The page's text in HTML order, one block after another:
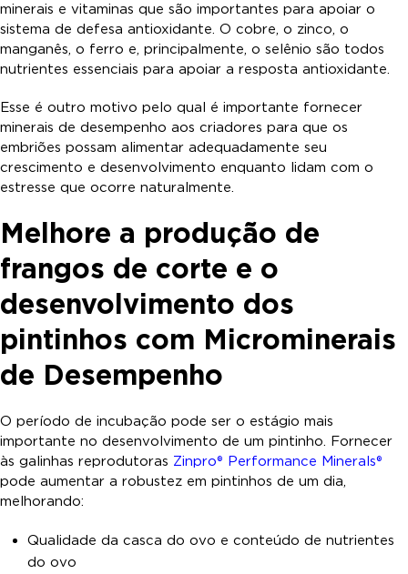
minerais e vitaminas que são importantes para apoiar o
sistema de defesa antioxidante. O cobre, o zinco, o
manganês, o ferro e, principalmente, o selênio são todos
nutrientes essenciais para apoiar a resposta antioxidante.
Esse é outro motivo pelo qual é importante fornecer
minerais de desempenho aos criadores para que os
embriões possam alimentar adequadamente seu
crescimento e desenvolvimento enquanto lidam com o
estresse que ocorre naturalmente.
Melhore a produção de
frangos de corte e o
desenvolvimento dos
pintinhos com Microminerais
de Desempenho
O período de incubação pode ser o estágio mais
importante no desenvolvimento de um pintinho. Fornecer
às galinhas reprodutoras Zinpro® Performance Minerals®
pode aumentar a robustez em pintinhos de um dia,
melhorando:
Qualidade da casca do ovo e conteúdo de nutrientes
do ovo